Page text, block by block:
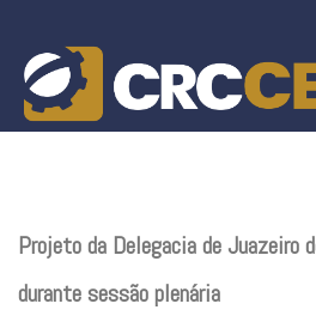
content
Projeto da Delegacia de Juazeiro
durante sessão plenária